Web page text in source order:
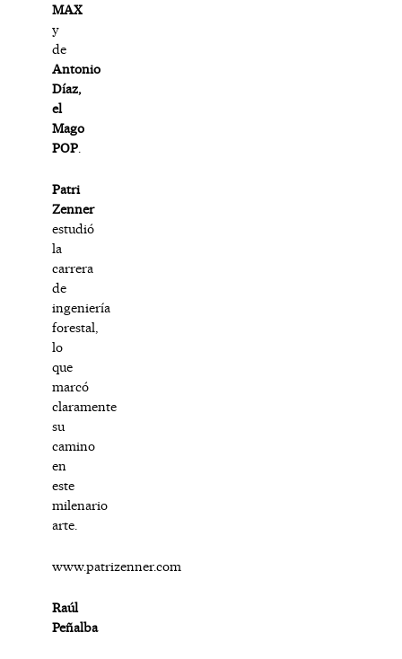
MAX
y
de
Antonio
Díaz,
el
Mago
POP.
Patri
Zenner
estudió
la
carrera
de
ingeniería
forestal,
lo
que
marcó
claramente
su
camino
en
este
milenario
arte.
www.patrizenner.com
Raúl
Peñalba